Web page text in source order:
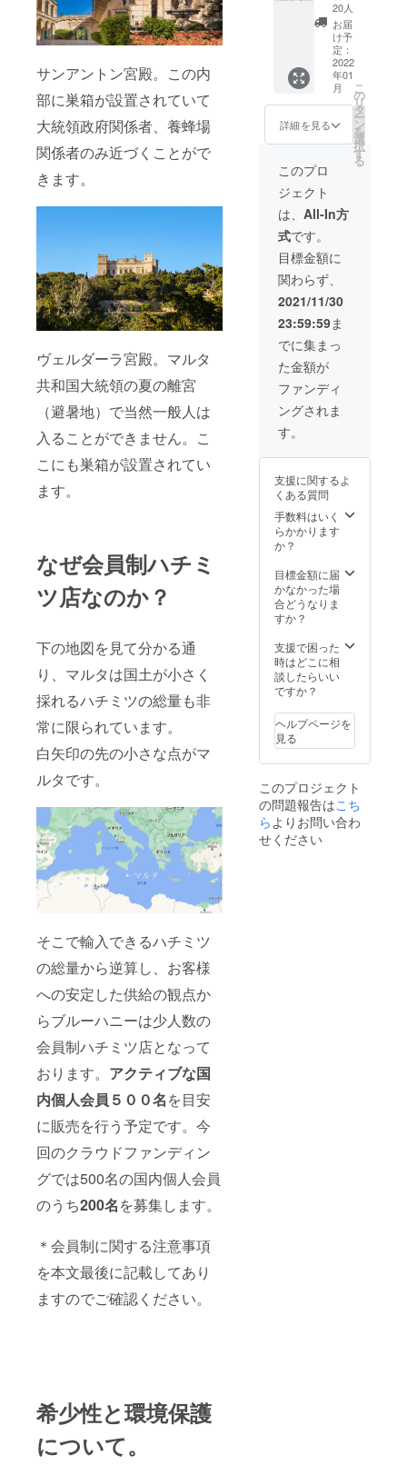
サンアントン宮殿。この内
部に巣箱が設置されていて
大統領政府関係者、養蜂場
関係者のみ近づくことがで
きます。
ヴェルダーラ宮殿。マルタ
共和国大統領の夏の離宮
（避暑地）で当然一般人は
入ることができません。こ
こにも巣箱が設置されてい
ます。
なぜ会員制ハチミ
ツ店なのか？
下の地図を見て分かる通
り、マルタは国土が小さく
採れるハチミツの総量も非
常に限られています。
白矢印の先の小さな点がマ
ルタです。
そこで輸入できるハチミツ
の総量から逆算し、お客様
への安定した供給の観点か
らブルーハニーは少人数の
会員制ハチミツ店となって
おります。 アクティブな国
内個人会員５００名を目安
に販売を行う予定です。今
回のクラウドファンディン
グでは500名の国内個人会員
のうち200名を募集します。
＊会員制に関する注意事項
を本文最後に記載してあり
ますのでご確認ください。
希少性と環境保護
について。
付きま
せんの
でご了
承の
上、リ
ターン
の購入
いいた
しま
お礼の
メール
などは
送りま
せんの
でご了
承くだ
さい。
＊「ブ
ルーハ
ニー創
立支援
者」は
名誉的
な肩書
きで
す。株
式譲渡
権利は
一切あ
りませ
んので
ご了承
リター
ンの購
入をお
願いし
＊ホー
ムペー
ジに支
援者の
名前掲
載は行
いませ
ランの
譲渡は
不可で
す。＊
「ブ
ルーハ
ニース
イーツ
ティー
パー
ティー
（都内
予定。
店舗が
ないた
ジュア
リーな
場所を
お借り
しま
す。）
を予定
してい
ます。
別途費
用かか
りま
す。友
人は2人
程度ま
で参加
可能と
し、非
用は会
員より
高くな
りま
す。も
ちろん
しっか
り行い
ます。
ハチミ
ツは在
庫して
おく予
定です
が、輸
る総量
が少な
いこと
に加え
て大雨
や洪水
などで
食塩相
当量0g
*この表
示値は
日本食
品標準
成分表
て計算
した推
す。 *結
晶化し
白く固
まる場
ざいま
すが品
質には
問題ご
ざいま
せん。
湯煎し
てお使
いくだ
さい。
*1歳未
満の乳
児に与
さい。
＊写真
のハチ
ミツの
瓶は
120g用
う少し
大きい
瓶にな
ハニー
ディッ
パーは
付属し
ませ
会員権
の譲渡
は不可
です。
＊現在
のとこ
ろ物理
名:はち
みつ(マ
ルタ産)
内容
量:140g
保存方
法:高温
多湿、
直射日
所で保
くださ
い。 (栄
養成分
表
示)100g
当たり
熱量
294kcal
ク質
0.2g/脂
質0g/ 炭
水化物
79.7g/
食塩相
当量0g
日本食
品標準
成分表
を用い
て計算
した推
晶化し
白く固
まる場
すが品
質には
問題ご
ざいま
湯煎し
てお使
いくだ
さい。
満の乳
児に与
えない
でくだ
味わい
で誰で
も食べ
やすい
蜂蜜と
なって
おり、
フルー
ツにか
に混ぜ
るのも
おすす
めで
す。 名
称:はち
みつ 原
材料名:
はちみ
つ(マル
タ産) 内
容
量:140g
保存方
法:高温
多湿、
直射日
光を避
存して
くださ
い。 (栄
養成分
表
示)100g
294kcal
/タンパ
ク質
水化物
79.7g/
食塩相
当量0g
示値は
日本食
品標準
成分表
て計算
した推
定値で
す。 *結
晶化し
円/140g
）1個ず
はちみ
つ 原材
料名:は
ちみつ
(マルタ
産) 内容
量:140g
法:高温
多湿、
直射日
光を避
け冷暗
所で保
存して
くださ
い。 (栄
養成分
表
示)100g
当たり
熱量
294kcal
/タンパ
ク質
0.2g/脂
79.7g/
食塩相
当量0g
*この表
示値は
日本食
を用い
て計算
した推
晶化し
白く固
まる場
合がご
すが品
質には
問題ご
ざいま
湯煎し
てお使
いくだ
さい。
*1歳未
マー/
オータ
（50g）
いずれ
か1個
お試し
用の蜂
蜜で
す。お
好きな
ものを
一つ選
んでく
ださ
い。 な
お会員
権、化
粧箱、
ハニー
ディッ
パーは
付属し
ており
ませ
ん。 名
称:はち
みつ 原
材料名:
タ産) 内
量:50g
保存方
法:高温
多湿、
直射日
け冷暗
所で保
存して
くださ
養成分
表
示)100g
当たり
294kcal
/タンパ
ク質
0.2g/脂
水化物
79.7g/
食塩相
当量0g
*この表
20人
お届
け予
定：
2022
年01
月
詳細を見る
こ
の
リ
タ
ー
ン
を
選
択
す
る
このプロ
ジェクト
は、 All-In方
式です。
目標金額に
関わらず、
2021/11/30
23:59:59ま
でに集まっ
た金額が
ファンディ
ングされま
す。
支援に関するよ
くある質問
手数料はいく
らかかります
か？
目標金額に届
かなかった場
合どうなりま
すか？
支援で困った
時はどこに相
談したらいい
ですか？
ヘルプページを
見る
このプロジェクト
の問題報告はこち
らよりお問い合わ
せください